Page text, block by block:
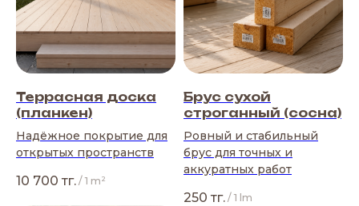
Террасная доска
(планкен)
Надёжное покрытие для
открытых пространств
10 700 тг. / 1 m²
Брус сухой
строганный (сосна)
Ровный и стабильный
брус для точных и
аккуратных работ
250 тг. / 1 lm